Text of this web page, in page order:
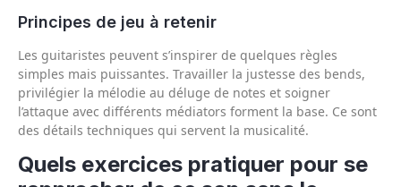
Principes de jeu à retenir
Les guitaristes peuvent s’inspirer de quelques règles
simples mais puissantes. Travailler la justesse des bends,
privilégier la mélodie au déluge de notes et soigner
l’attaque avec différents médiators forment la base. Ce sont
des détails techniques qui servent la musicalité.
Quels exercices pratiquer pour se